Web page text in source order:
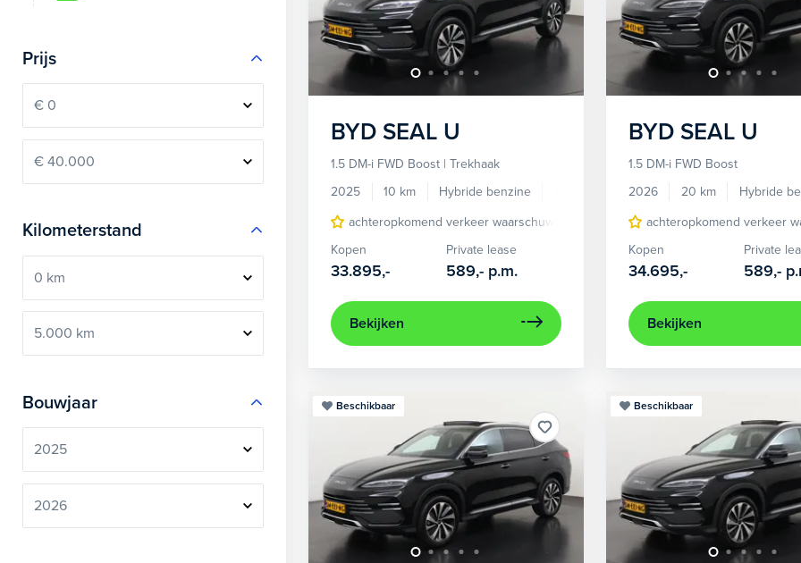
Prijs
Kilometerstand
Bouwjaar
BYD SEAL U
1.5 DM-i FWD Boost | Trekhaak
2025
10 km Hybride benzine
achteropkomend verkeer waarschuwing
Apple Carplay/Android Auto
Kopen
33.895,-
Private lease
589,- p.m.
Bekijken
BYD SEAL U
1.5 DM-i FWD Boost
2026
20 km Hybride
achteropkomend verkeer
Kopen
34.695,-
Private
589,-
Bekijken
Beschikbaar Beschikbaar